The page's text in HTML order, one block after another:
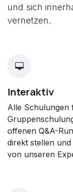
und sich
vernetzen.
Interaktiv
Alle Schulungen
offenen Q&A-
direkt stellen
von unseren